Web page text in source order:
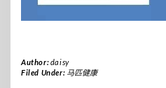
Author:daisy
Filed Under: 马匹健康